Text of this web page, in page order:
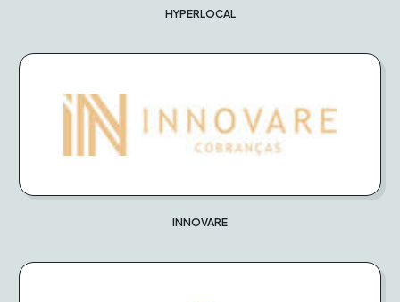
HYPERLOCAL
INNOVARE